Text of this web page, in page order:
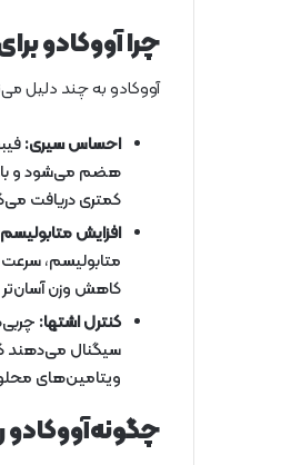
چرا آووکادو
آووکادو به چند دلیل
احساس سیری:
هضم می‌شود و
کمتری دریافت
افزایش
متابولیسم، سرعت
کاهش وزن
کنترل اشتها:
سیگنال می‌دهند
ویتامین‌های
چگونه‌آووکادو